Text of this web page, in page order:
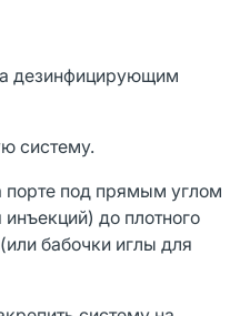
дезинфицирующим
систему.
под прямым углом
до плотного
бабочки иглы для